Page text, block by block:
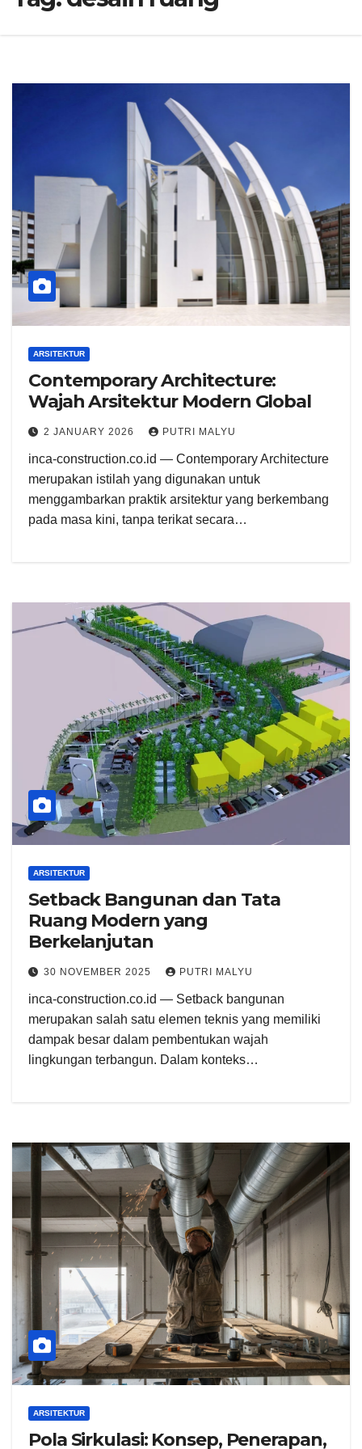
ARSITEKTUR
Contemporary Architecture:
Wajah Arsitektur Modern Global
2 JANUARY 2026 PUTRI MALYU
inca-construction.co.id — Contemporary Architecture
merupakan istilah yang digunakan untuk
menggambarkan praktik arsitektur yang berkembang
pada masa kini, tanpa terikat secara…
ARSITEKTUR
Setback Bangunan dan Tata
Ruang Modern yang
Berkelanjutan
30 NOVEMBER 2025 PUTRI MALYU
inca-construction.co.id — Setback bangunan
merupakan salah satu elemen teknis yang memiliki
dampak besar dalam pembentukan wajah
lingkungan terbangun. Dalam konteks…
ARSITEKTUR
Pola Sirkulasi: Konsep, Penerapan,